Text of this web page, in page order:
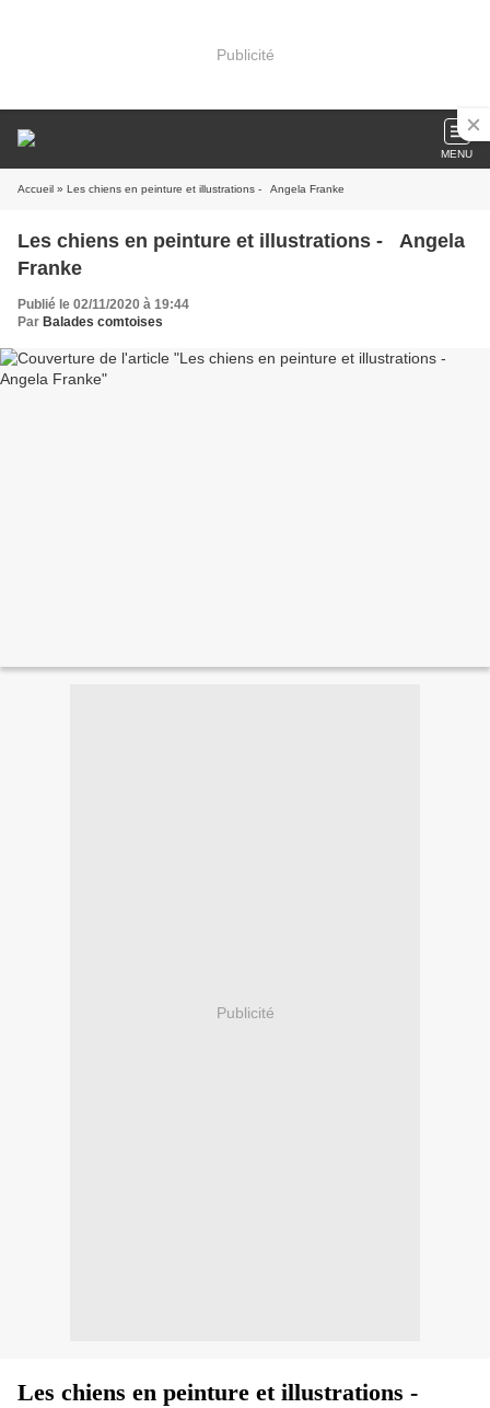
Publicité
MENU
Accueil » Les chiens en peinture et illustrations - Angela Franke
Les chiens en peinture et illustrations - Angela
Franke
Publié le 02/11/2020 à 19:44
Par Balades comtoises
Publicité
Les chiens en peinture et illustrations -